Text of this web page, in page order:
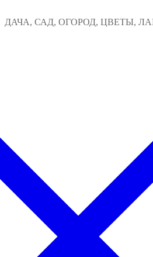
к
ДАЧА, САД, ОГОРОД, ЦВЕТЫ,